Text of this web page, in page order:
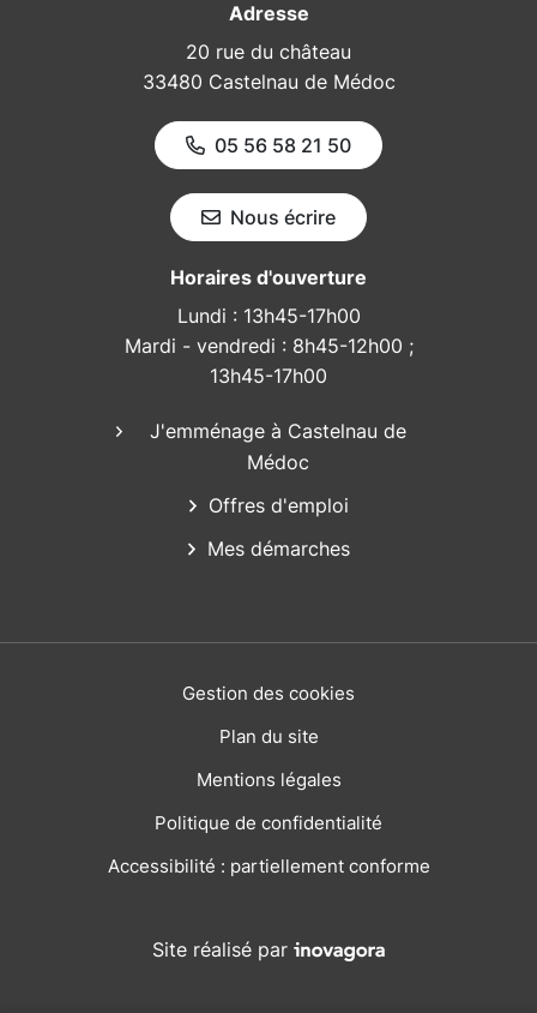
Adresse
20 rue du château
33480 Castelnau de Médoc
05 56 58 21 50
Nous écrire
Horaires d'ouverture
Lundi : 13h45-17h00
Mardi - vendredi : 8h45-12h00 ;
13h45-17h00
J'emménage à Castelnau de
Médoc
Offres d'emploi
Mes démarches
Gestion des cookies
Plan du site
Mentions légales
Politique de confidentialité
Accessibilité : partiellement conforme
Site réalisé par Inovagora (ouverture